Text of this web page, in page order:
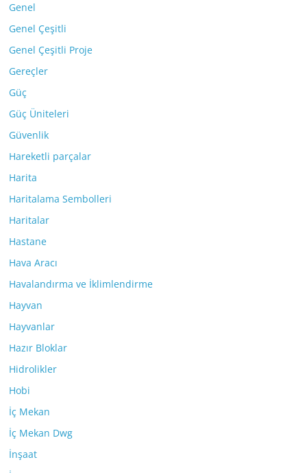
Genel
Genel Çeşitli
Genel Çeşitli Proje
Gereçler
Güç
Güç Üniteleri
Güvenlik
Hareketli parçalar
Harita
Haritalama Sembolleri
Haritalar
Hastane
Hava Aracı
Havalandırma ve İklimlendirme
Hayvan
Hayvanlar
Hazır Bloklar
Hidrolikler
Hobi
İç Mekan
İç Mekan Dwg
İnşaat